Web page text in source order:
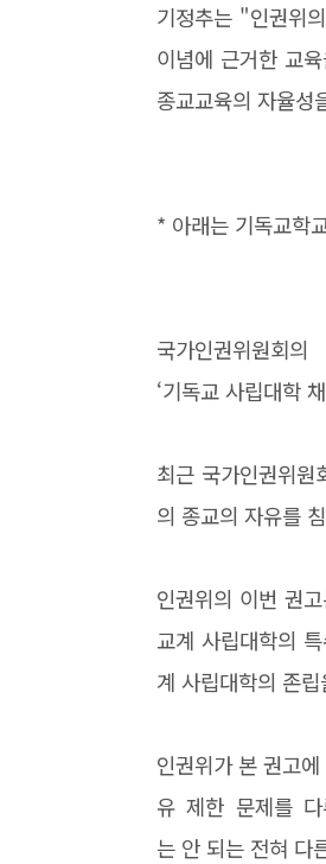
기정추는 "인권위
이념에 근거한 교
종교교육의 자율
* 아래는 기독교학
국가인권위원회의
‘기독교 사립대학
최근 국가인권위
의 종교의 자유를
인권위의 이번 권
교계 사립대학의
계 사립대학의 존
인권위가 본 권고
유 제한 문제를
는 안 되는 전혀 다